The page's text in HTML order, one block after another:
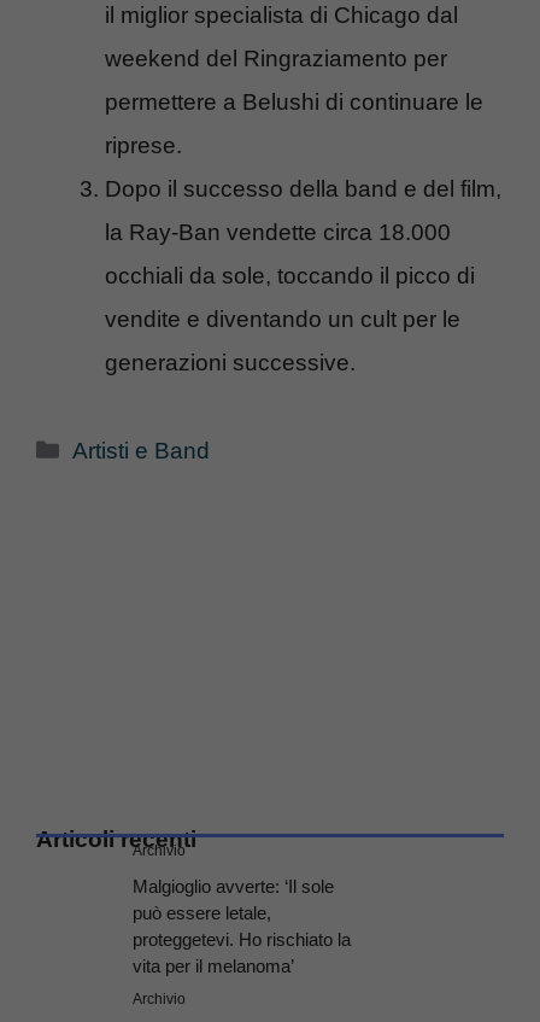
il miglior specialista di Chicago dal
weekend del Ringraziamento per
permettere a Belushi di continuare le
riprese.
Dopo il successo della band e del film,
la Ray-Ban vendette circa 18.000
occhiali da sole, toccando il picco di
vendite e diventando un cult per le
generazioni successive.
Categorie
Artisti e Band
Articoli recenti
Archivio
Malgioglio avverte: ‘Il sole
può essere letale,
proteggetevi. Ho rischiato la
vita per il melanoma’
Archivio